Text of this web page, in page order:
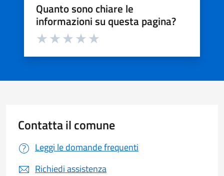
Quanto sono chiare le
informazioni su questa pagina?
Valuta da 1 a 5 stelle la pagina
Contatta il comune
Leggi le domande frequenti
Richiedi assistenza